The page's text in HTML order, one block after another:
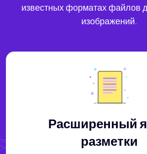
известных форматах файлов
изображений.
Расширенный
разметки